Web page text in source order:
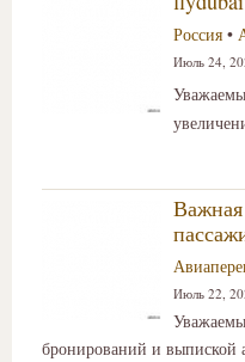
Россия •
Июль 24,
Июль 22,
бронирований и выпиской